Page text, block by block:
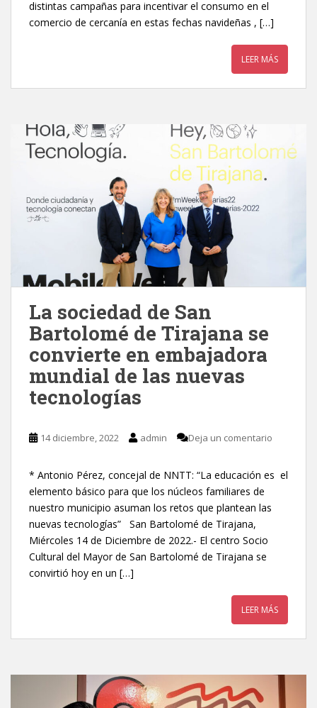
distintas campañas para incentivar el consumo en el
comercio de cercanía en estas fechas navideñas , […]
LEER MÁS
La sociedad de San
Bartolomé de Tirajana se
convierte en embajadora
mundial de las nuevas
tecnologías
14 diciembre, 2022 admin Deja un comentario
* Antonio Pérez, concejal de NNTT: “La educación es el
elemento básico para que los núcleos familiares de
nuestro municipio asuman los retos que plantean las
nuevas tecnologías” San Bartolomé de Tirajana,
Miércoles 14 de Diciembre de 2022.- El centro Socio
Cultural del Mayor de San Bartolomé de Tirajana se
convirtió hoy en un […]
LEER MÁS